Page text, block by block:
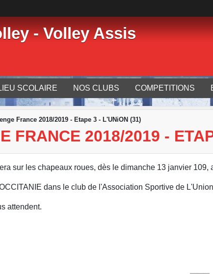
- Volley Assis
SCOLAIRE NOS CLUBS COMPETITIONS
France 2018/2019 - Etape 3 - L'UNiON (31)
FRANCE 2018/2019 -
sur les chapeaux roues, dès le dimanche 13 janvier
dans le club de l'Association Sportive de
attendent.